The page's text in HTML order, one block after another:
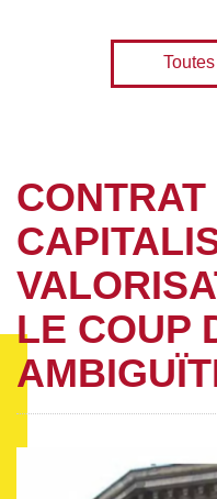
CONTRAT
LE COUP